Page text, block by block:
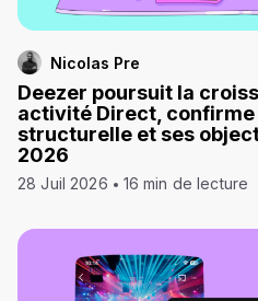
Nicolas Pre
Deezer poursuit la
activité Direct,
structurelle et ses
2026
28 Juil 2026 16 min de lecture